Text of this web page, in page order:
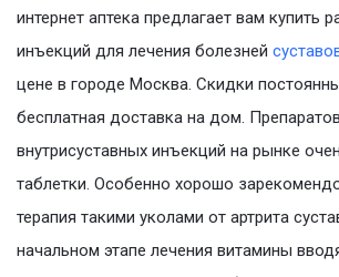
интернет аптека предлагает вам купить
инъекций для лечения болезней
цене в городе Москва. Скидки
бесплатная доставка на дом.
внутрисуставных инъекций на рынке
таблетки. Особенно хорошо
терапия такими уколами от артрита
начальном этапе лечения витамины